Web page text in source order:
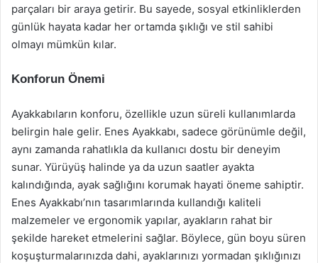
parçaları bir araya getirir. Bu sayede, sosyal etkinliklerden
günlük hayata kadar her ortamda şıklığı ve stil sahibi
olmayı mümkün kılar.
Konforun Önemi
Ayakkabıların konforu, özellikle uzun süreli kullanımlarda
belirgin hale gelir. Enes Ayakkabı, sadece görünümle değil,
aynı zamanda rahatlıkla da kullanıcı dostu bir deneyim
sunar. Yürüyüş halinde ya da uzun saatler ayakta
kalındığında, ayak sağlığını korumak hayati öneme sahiptir.
Enes Ayakkabı’nın tasarımlarında kullandığı kaliteli
malzemeler ve ergonomik yapılar, ayakların rahat bir
şekilde hareket etmelerini sağlar. Böylece, gün boyu süren
koşuşturmalarınızda dahi, ayaklarınızı yormadan şıklığınızı